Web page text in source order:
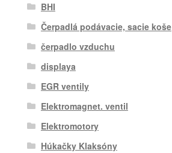
BHI
Čerpadlá podávacie, sacie koše
čerpadlo vzduchu
displaya
EGR ventily
Elektromagnet. ventil
Elektromotory
Húkačky Klaksóny